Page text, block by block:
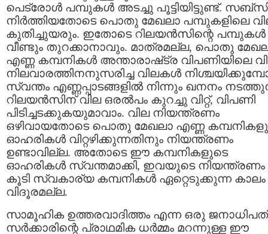
പെട്രോള്‍ പമ്പുകള്‍ അടച്ചു പൂട്ടിയിട്ടുണ്ട്.
നിര്‍ത്തിയതോടെ പൊതു മേഖലാ പമ്പുകളിലെ
കുതിച്ചുയരും. ഇതോടെ റിലയന്‍സിന്റെ പമ്പുകള്‍
വീണ്ടും തുറക്കാനാവും. മാത്രമല്ല, പൊതു
എണ്ണ കമ്പനികള്‍ അന്താരാഷ്‌ട്ര വിപണിയിലെ
നിലവാരത്തിനനുസരിച്ച വിലകള്‍
സ്വന്തം എണ്ണപ്പാടങ്ങളില്‍ നിന്നും ഖനനം
റിലയന്‍സിന് വില ഒരല്‍പം കുറച്ചു വിറ്റ്, വിപണി
പിടിച്ചടക്കുകയുമാവാം. വില നിയന്ത്രണം
ഒഴിവായതോടെ പൊതു മേഖലാ എണ്ണ
ഓഹരികള്‍ വിറ്റഴിക്കുന്നതിനും നിയന്ത്രണം
ഉണ്ടാവില്ല. അതോടെ ഈ കമ്പനികളുടെ
ഓഹരികള്‍ സ്വന്തമാക്കി, ഇവയുടെ നിയന്ത്രണം
കൂടി സ്വകാര്യ കമ്പനികള്‍ ഏറ്റെടുക്കുന്ന കാലം
വിദൂരമല്ല.
സാമൂഹിക ഉത്തരവാദിത്തം എന്ന ഒരു
സര്‍ക്കാരിന്റെ പ്രാഥമിക ധര്‍മ്മം മറന്നുള്ള ഈ